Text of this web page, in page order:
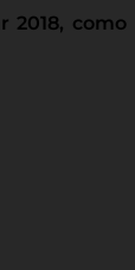
2018, como